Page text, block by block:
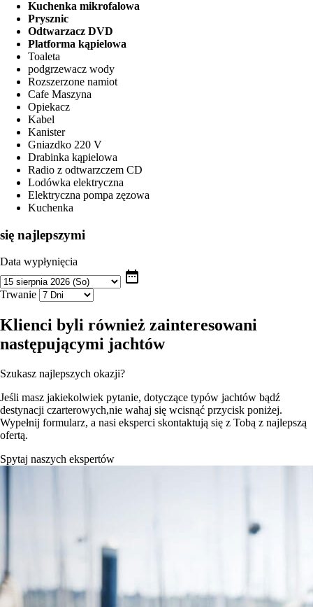
Kuchenka mikrofalowa
Prysznic
Odtwarzacz DVD
Platforma kąpielowa
Toaleta
podgrzewacz wody
Rozszerzone namiot
Cafe Maszyna
Opiekacz
Kabel
Kanister
Gniazdko 220 V
Drabinka kąpielowa
Radio z odtwarzczem CD
Lodówka elektryczna
Elektryczna pompa zęzowa
Kuchenka
się najlepszymi
Data wypłynięcia
date_range
Trwanie
Klienci byli również zainteresowani
następującymi jachtów
Szukasz najlepszych okazji?
Jeśli masz jakiekolwiek pytanie, dotyczące typów jachtów bądź
destynacji czarterowych,nie wahaj się wcisnąć przycisk poniżej.
Wypełnij formularz, a nasi eksperci skontaktują się z Tobą z najlepszą
ofertą.
Spytaj naszych ekspertów